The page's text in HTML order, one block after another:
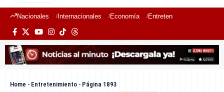
Nacionales Internacionales Economía Entretenimiento
Home - Entretenimiento - Página 1893